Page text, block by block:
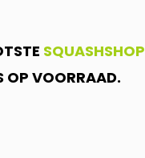
SQUASHSHOP
OP VOORRAAD.